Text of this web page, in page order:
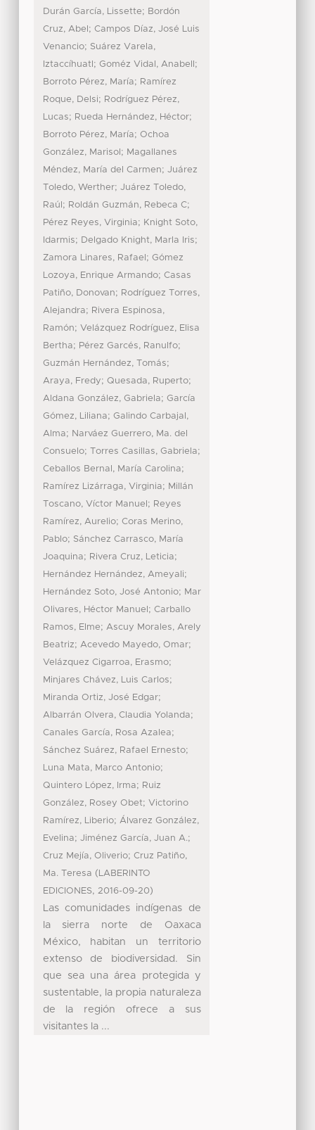
Durán García, Lissette; Bordón
Cruz, Abel ; Campos Díaz, José Luis
Venancio; Suárez Varela,
Iztaccíhuatl ; Goméz Vidal, Anabell ;
Borroto Pérez, María; Ramírez
Roque, Delsi; Rodríguez Pérez,
Lucas; Rueda Hernández, Héctor;
Borroto Pérez, María; Ochoa
González, Marisol ; Magallanes
Méndez, María del Carmen; Juárez
Toledo, Werther; Juárez Toledo,
Raúl ; Roldán Guzmán, Rebeca C;
Pérez Reyes, Virginia; Knight Soto,
Idarmis; Delgado Knight, Marla Iris;
Zamora Linares, Rafael ; Gómez
Lozoya, Enrique Armando; Casas
Patiño, Donovan; Rodríguez Torres,
Alejandra; Rivera Espinosa,
Ramón; Velázquez Rodríguez, Elisa
Bertha; Pérez Garcés, Ranulfo;
Guzmán Hernández, Tomás;
Araya, Fredy; Quesada, Ruperto;
Aldana González, Gabriela; García
Gómez, Liliana; Galindo Carbajal,
Alma; Narváez Guerrero, Ma. del
Consuelo; Torres Casillas, Gabriela;
Ceballos Bernal, María Carolina;
Ramírez Lizárraga, Virginia; Millán
Toscano, Víctor Manuel ; Reyes
Ramírez, Aurelio; Coras Merino,
Pablo; Sánchez Carrasco, María
Joaquina; Rivera Cruz, Leticia;
Hernández Hernández, Ameyali;
Hernández Soto, José Antonio; Mar
Olivares, Héctor Manuel ; Carballo
Ramos, Elme; Ascuy Morales, Arely
Beatriz; Acevedo Mayedo, Omar;
Velázquez Cigarroa, Erasmo;
Minjares Chávez, Luis Carlos;
Miranda Ortiz, José Edgar;
Albarrán Olvera, Claudia Yolanda;
Canales García, Rosa Azalea;
Sánchez Suárez, Rafael Ernesto;
Luna Mata, Marco Antonio;
Quintero López, Irma; Ruiz
González, Rosey Obet; Victorino
Ramírez, Liberio; Álvarez González,
Evelina; Jiménez García, Juan A.;
Cruz Mejía, Oliverio; Cruz Patiño,
Ma. Teresa ( LABERINTO
EDICIONES, 2016-09-20)
Las comunidades indígenas de
la sierra norte de Oaxaca
México, habitan un territorio
extenso de biodiversidad. Sin
que sea una área protegida y
sustentable, la propia naturaleza
de la región ofrece a sus
visitantes la ...